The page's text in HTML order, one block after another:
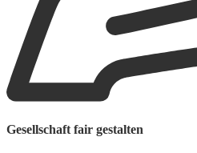
Gesellschaft fair gestalten